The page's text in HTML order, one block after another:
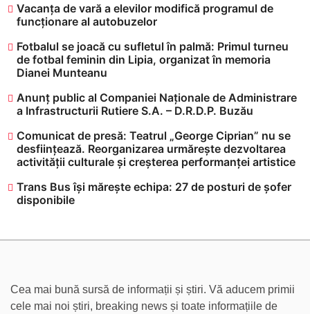
Vacanța de vară a elevilor modifică programul de
funcționare al autobuzelor
​Fotbalul se joacă cu sufletul în palmă: Primul turneu
de fotbal feminin din Lipia, organizat în memoria
Dianei Munteanu
Anunț public al Companiei Naționale de Administrare
a Infrastructurii Rutiere S.A. – D.R.D.P. Buzău
Comunicat de presă: Teatrul „George Ciprian” nu se
desființează. Reorganizarea urmărește dezvoltarea
activității culturale și creșterea performanței artistice
Trans Bus își mărește echipa: 27 de posturi de șofer
disponibile
Cea mai bună sursă de informații și știri. Vă aducem primii
cele mai noi știri, breaking news și toate informațiile de